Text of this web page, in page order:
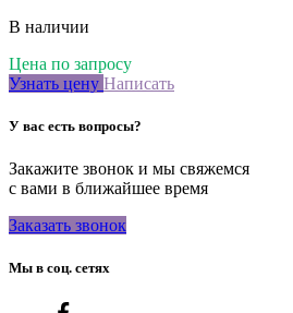
В наличии
Цена по запросу
Узнать цену Написать
У вас есть вопросы?
Закажите звонок и мы свяжемся
с вами в ближайшее время
Заказать звонок
Мы в соц. сетях